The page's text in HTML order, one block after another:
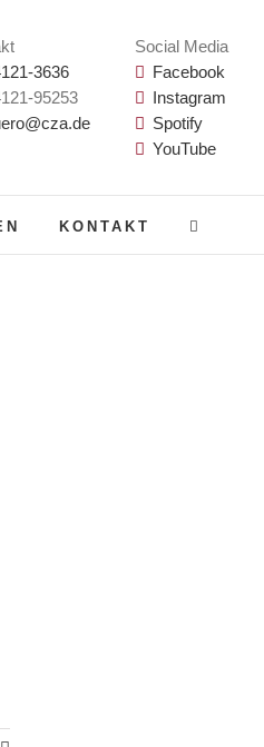
3636
95253
Social Media
Facebook
Instagram
Spotify
YouTube
KONTAKT